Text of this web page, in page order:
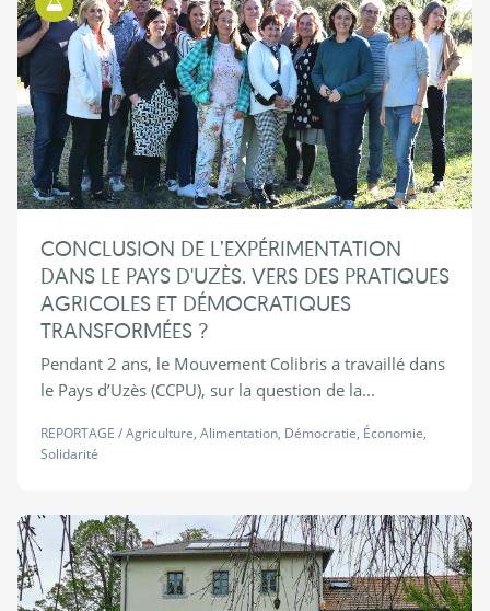
CONCLUSION DE L’EXPÉRIMENTATION
DANS LE PAYS D'UZÈS. VERS DES PRATIQUES
AGRICOLES ET DÉMOCRATIQUES
TRANSFORMÉES ?
Pendant 2 ans, le Mouvement Colibris a travaillé dans
le Pays d’Uzès (CCPU), sur la question de la...
REPORTAGE /Agriculture, Alimentation, Démocratie, Économie,
Solidarité